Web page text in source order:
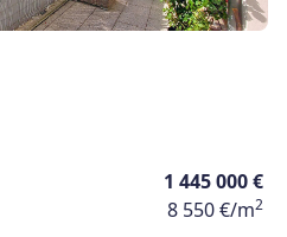
1 445 000 €
8 550 €/m2